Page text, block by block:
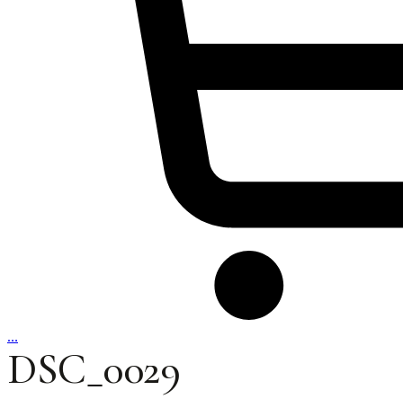
…
DSC_0029